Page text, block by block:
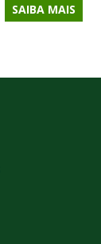
SAIBA MAIS